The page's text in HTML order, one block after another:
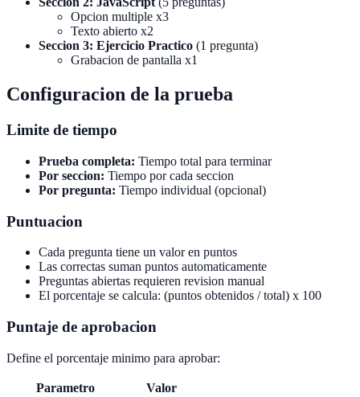
Opcion multiple x3
Texto abierto x2
Seccion 3: Ejercicio Practico (1 pregunta)
Grabacion de pantalla x1
Configuracion de la prueba
Limite de tiempo
Prueba completa: Tiempo total para terminar
Por seccion: Tiempo por cada seccion
Por pregunta: Tiempo individual (opcional)
Puntuacion
Cada pregunta tiene un valor en puntos
Las correctas suman puntos automaticamente
Preguntas abiertas requieren revision manual
El porcentaje se calcula: (puntos obtenidos / total) x 100
Puntaje de aprobacion
Define el porcentaje minimo para aprobar:
Parametro
Valor